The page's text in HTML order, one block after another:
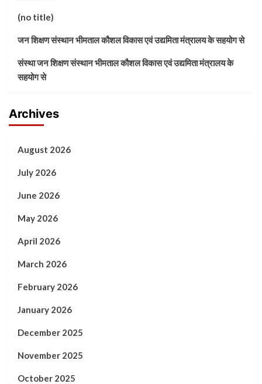
(no title)
जन शिक्षण संस्थान भीमताल कौशल विकास एवं उद्यमिता मंत्रालय के सहयोग से
संस्था जन शिक्षण संस्थान भीमताल कौशल विकास एवं उद्यमिता मंत्रालय के
सहयोग से
Archives
August 2026
July 2026
June 2026
May 2026
April 2026
March 2026
February 2026
January 2026
December 2025
November 2025
October 2025